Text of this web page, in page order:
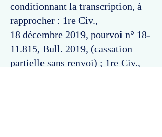
conditionnant la transcription, à
rapprocher : 1re Civ.,
18 décembre 2019, pourvoi n° 18-
11.815, Bull. 2019, (cassation
partielle sans renvoi) ; 1re Civ.,